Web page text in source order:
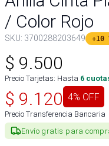
/ Color Rojo
SKU: 3700288203649 +10
$ 9.500
Precio Tarjetas: Hasta 6
$ 9.120 4% OFF
Precio Transferencia Bancaria
Envío gratis para